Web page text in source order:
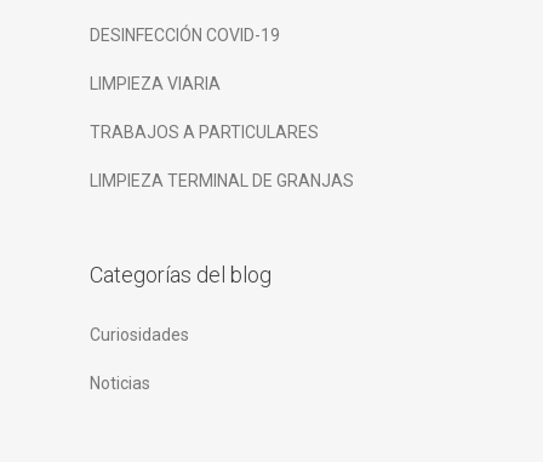
DESINFECCIÓN COVID-19
LIMPIEZA VIARIA
TRABAJOS A PARTICULARES
LIMPIEZA TERMINAL DE GRANJAS
Categorías del blog
Curiosidades
Noticias